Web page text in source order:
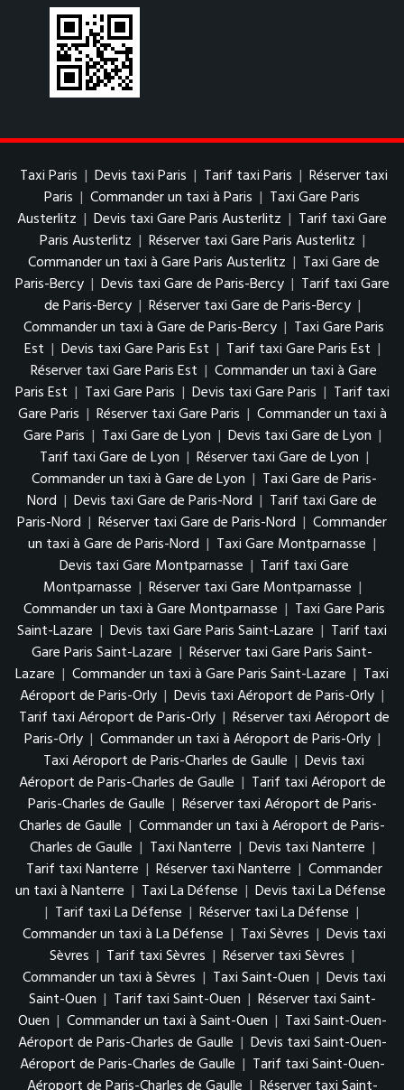
Taxi Paris | Devis taxi Paris | Tarif taxi Paris | Réserver taxi
Paris | Commander un taxi à Paris | Taxi Gare Paris
Austerlitz | Devis taxi Gare Paris Austerlitz | Tarif taxi Gare
Paris Austerlitz | Réserver taxi Gare Paris Austerlitz |
Commander un taxi à Gare Paris Austerlitz | Taxi Gare de
Paris-Bercy | Devis taxi Gare de Paris-Bercy | Tarif taxi Gare
de Paris-Bercy | Réserver taxi Gare de Paris-Bercy |
Commander un taxi à Gare de Paris-Bercy | Taxi Gare Paris
Est | Devis taxi Gare Paris Est | Tarif taxi Gare Paris Est |
Réserver taxi Gare Paris Est | Commander un taxi à Gare
Paris Est | Taxi Gare Paris | Devis taxi Gare Paris | Tarif taxi
Gare Paris | Réserver taxi Gare Paris | Commander un taxi à
Gare Paris | Taxi Gare de Lyon | Devis taxi Gare de Lyon |
Tarif taxi Gare de Lyon | Réserver taxi Gare de Lyon |
Commander un taxi à Gare de Lyon | Taxi Gare de Paris-
Nord | Devis taxi Gare de Paris-Nord | Tarif taxi Gare de
Paris-Nord | Réserver taxi Gare de Paris-Nord | Commander
un taxi à Gare de Paris-Nord | Taxi Gare Montparnasse |
Devis taxi Gare Montparnasse | Tarif taxi Gare
Montparnasse | Réserver taxi Gare Montparnasse |
Commander un taxi à Gare Montparnasse | Taxi Gare Paris
Saint-Lazare | Devis taxi Gare Paris Saint-Lazare | Tarif taxi
Gare Paris Saint-Lazare | Réserver taxi Gare Paris Saint-
Lazare | Commander un taxi à Gare Paris Saint-Lazare | Taxi
Aéroport de Paris-Orly | Devis taxi Aéroport de Paris-Orly |
Tarif taxi Aéroport de Paris-Orly | Réserver taxi Aéroport de
Paris-Orly | Commander un taxi à Aéroport de Paris-Orly |
Taxi Aéroport de Paris-Charles de Gaulle | Devis taxi
Aéroport de Paris-Charles de Gaulle | Tarif taxi Aéroport de
Paris-Charles de Gaulle | Réserver taxi Aéroport de Paris-
Charles de Gaulle | Commander un taxi à Aéroport de Paris-
Charles de Gaulle | Taxi Nanterre | Devis taxi Nanterre |
Tarif taxi Nanterre | Réserver taxi Nanterre | Commander
un taxi à Nanterre | Taxi La Défense | Devis taxi La Défense
| Tarif taxi La Défense | Réserver taxi La Défense |
Commander un taxi à La Défense | Taxi Sèvres | Devis taxi
Sèvres | Tarif taxi Sèvres | Réserver taxi Sèvres |
Commander un taxi à Sèvres | Taxi Saint-Ouen | Devis taxi
Saint-Ouen | Tarif taxi Saint-Ouen | Réserver taxi Saint-
Ouen | Commander un taxi à Saint-Ouen | Taxi Saint-Ouen-
Aéroport de Paris-Charles de Gaulle | Devis taxi Saint-Ouen-
Aéroport de Paris-Charles de Gaulle | Tarif taxi Saint-Ouen-